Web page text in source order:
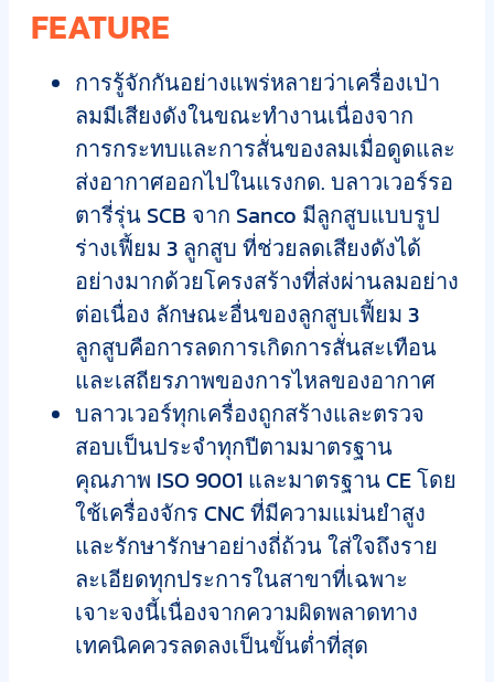
FEATURE
การรู้จักกันอย่างแพร่หลายว่าเครื่องเป่า
ลมมีเสียงดังในขณะทำงานเนื่องจาก
การกระทบและการสั่นของลมเมื่อดูดและ
ส่งอากาศออกไปในแรงกด. บลาวเวอร์รอ
ตารี่รุ่น SCB จาก Sanco มีลูกสูบแบบรูป
ร่างเฟี้ยม 3 ลูกสูบ ที่ช่วยลดเสียงดังได้
อย่างมากด้วยโครงสร้างที่ส่งผ่านลมอย่าง
ต่อเนื่อง ลักษณะอื่นของลูกสูบเฟี้ยม 3
ลูกสูบคือการลดการเกิดการสั่นสะเทือน
และเสถียรภาพของการไหลของอากาศ
บลาวเวอร์ทุกเครื่องถูกสร้างและตรวจ
สอบเป็นประจำทุกปีตามมาตรฐาน
คุณภาพ ISO 9001 และมาตรฐาน CE โดย
ใช้เครื่องจักร CNC ที่มีความแม่นยำสูง
และรักษารักษาอย่างถี่ถ้วน ใส่ใจถึงราย
ละเอียดทุกประการในสาขาที่เฉพาะ
เจาะจงนี้เนื่องจากความผิดพลาดทาง
เทคนิคควรลดลงเป็นขั้นต่ำที่สุด